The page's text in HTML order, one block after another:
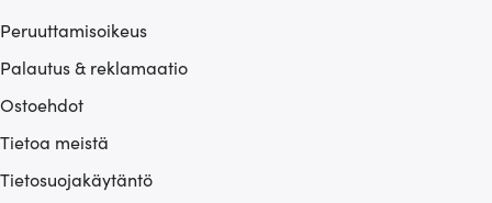
Peruuttamisoikeus
Palautus & reklamaatio
Ostoehdot
Tietoa meistä
Tietosuojakäytäntö